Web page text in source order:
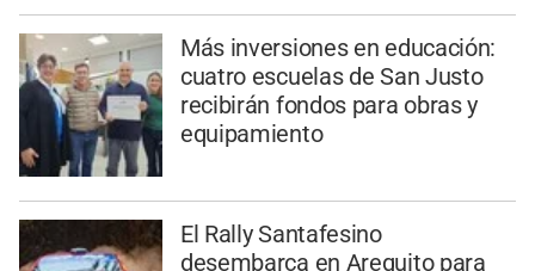
Más inversiones en educación:
cuatro escuelas de San Justo
recibirán fondos para obras y
equipamiento
El Rally Santafesino
desembarca en Arequito para